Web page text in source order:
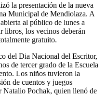
la presentación de la nueva
Municipal de Mendiolaza. A
al público de lunes a
libros, los vecinos deberán
gratuito.
del Dia Nacional del Escritor,
de tercer grado de la Escuela
Los niños tuvieron la
de cuentos y juegos
Pochak, quien llenó de